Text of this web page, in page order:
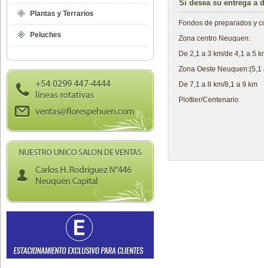
Plantas y Terrarios
Peluches
Si desea su entrega a
Fondos de preparados y
Zona centro Neuquen:
De 2,1 a 3 km/de 4,1 a 5
Zona Oeste Neuquen:(5,1
De 7,1 a 8 km/8,1 a 9 km
Plottier/Centenario